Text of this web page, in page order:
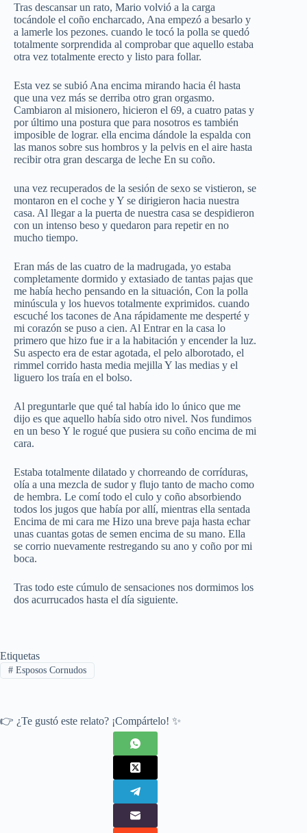
Tras descansar un rato, Mario volvió a la carga
tocándole el coño encharcado, Ana empezó a besarlo y
a lamerle los pezones. cuando le tocó la polla se quedó
totalmente sorprendida al comprobar que aquello estaba
otra vez totalmente erecto y listo para follar.
Esta vez se subió Ana encima mirando hacia él hasta
que una vez más se derriba otro gran orgasmo.
Cambiaron al misionero, hicieron el 69, a cuatro patas y
por último una postura que para nosotros es también
imposible de lograr. ella encima dándole la espalda con
las manos sobre sus hombros y la pelvis en el aire hasta
recibir otra gran descarga de leche En su coño.
una vez recuperados de la sesión de sexo se vistieron, se
montaron en el coche y Y se dirigieron hacia nuestra
casa. Al llegar a la puerta de nuestra casa se despidieron
con un intenso beso y quedaron para repetir en no
mucho tiempo.
Eran más de las cuatro de la madrugada, yo estaba
completamente dormido y extasiado de tantas pajas que
me había hecho pensando en la situación, Con la polla
minúscula y los huevos totalmente exprimidos. cuando
escuché los tacones de Ana rápidamente me desperté y
mi corazón se puso a cien. Al Entrar en la casa lo
primero que hizo fue ir a la habitación y encender la luz.
Su aspecto era de estar agotada, el pelo alborotado, el
rimmel corrido hasta media mejilla Y las medias y el
liguero los traía en el bolso.
Al preguntarle que qué tal había ido lo único que me
dijo es que aquello había sido otro nivel. Nos fundimos
en un beso Y le rogué que pusiera su coño encima de mi
cara.
Estaba totalmente dilatado y chorreando de corríduras,
olía a una mezcla de sudor y flujo tanto de macho como
de hembra. Le comí todo el culo y coño absorbiendo
todos los jugos que había por allí, mientras ella sentada
Encima de mi cara me Hizo una breve paja hasta echar
unas cuantas gotas de semen encima de su mano. Ella
se corrio nuevamente restregando su ano y coño por mi
boca.
Tras todo este cúmulo de sensaciones nos dormimos los
dos acurrucados hasta el día siguiente.
Etiquetas
#Esposos Cornudos
👉 ¿Te gustó este relato? ¡Compártelo! ✨